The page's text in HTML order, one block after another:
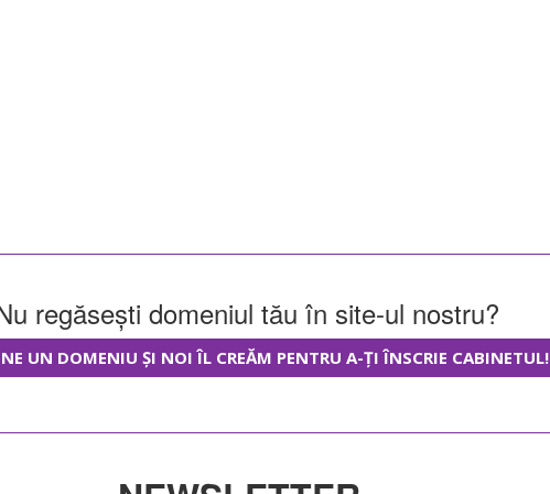
regăsești domeniul tău în site-ul nostru?
UN DOMENIU ȘI NOI ÎL CREĂM PENTRU A-ȚI ÎNSCRIE CABINETUL!